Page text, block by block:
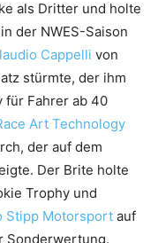
als Dritter und holte
der NWES-Saison
Cappelli von
stürmte, der ihm
für Fahrer ab 40
Art Technology
der auf dem
Der Brite holte
Trophy und
Stipp Motorsport auf
Sonderwertung.